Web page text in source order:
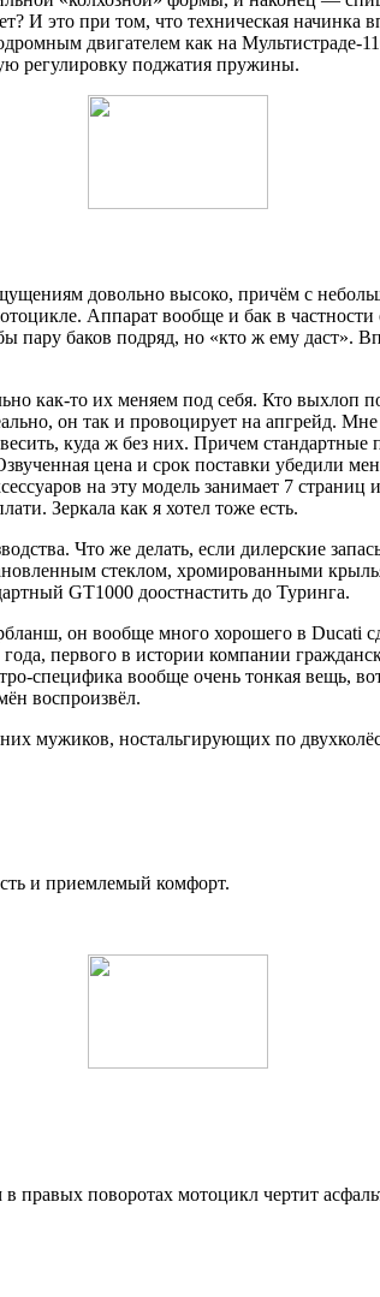
И это при том, что техническая
двигателем как на
регулировку поджатия пружины.
довольно высоко, причём с
Аппарат вообще и бак в
пару баков подряд, но «кто ж ему даст».
как-то их меняем под себя. Кто выхлоп
он так и провоцирует на апгрейд.
куда ж без них. Причем
цена и срок поставки убедили
на эту модель занимает 7
Зеркала как я хотел тоже есть.
Что же делать, если дилерские
стеклом, хромированными
GT1000 доостнастить до Туринга.
он вообще много хорошего в Ducati
первого в истории компании
специфика вообще очень тонкая вещь,
воспроизвёл.
мужиков, ностальгирующих по
и приемлемый комфорт.
правых поворотах мотоцикл чертит